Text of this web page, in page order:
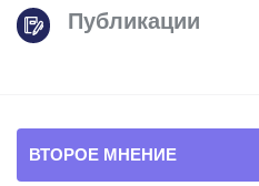
Публикации
ВТОРОЕ МНЕНИЕ